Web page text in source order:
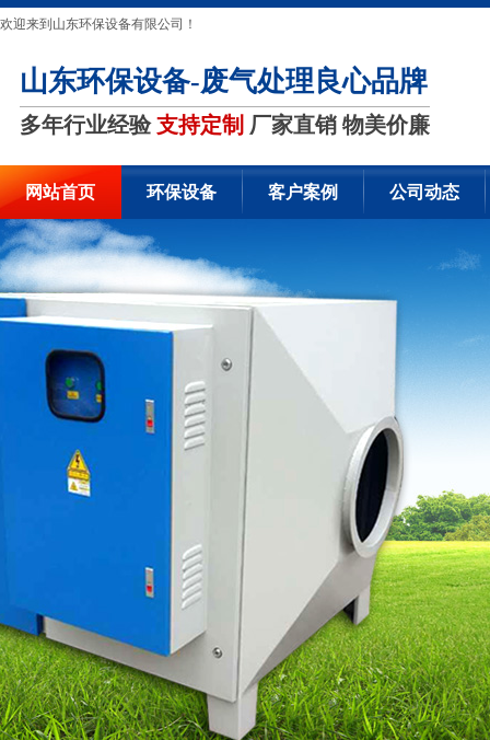
欢迎来到山东环保设备有限公司！
山东环保设备-废气处理良心品牌
多年行业经验支持定制 厂家直销 物美价廉
网站首页 环保设备 客户案例 公司动态